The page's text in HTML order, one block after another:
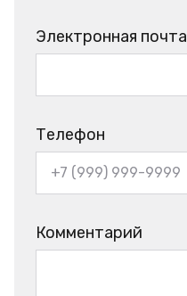
Электронная почта
Телефон
Комментарий